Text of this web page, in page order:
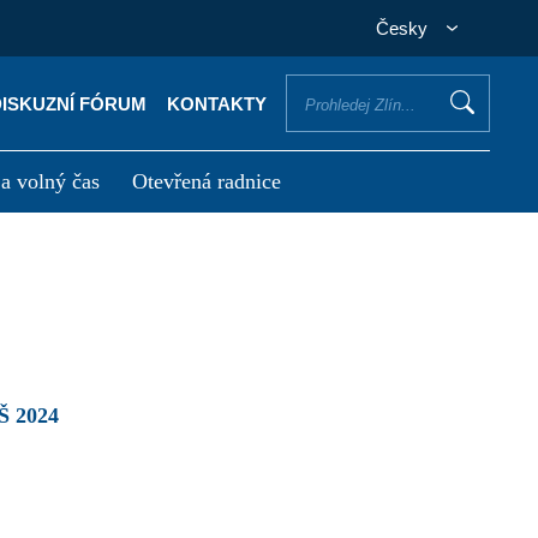
Česky
FÓRUM KONTAKTY
volný čas Otevřená radnice
2024